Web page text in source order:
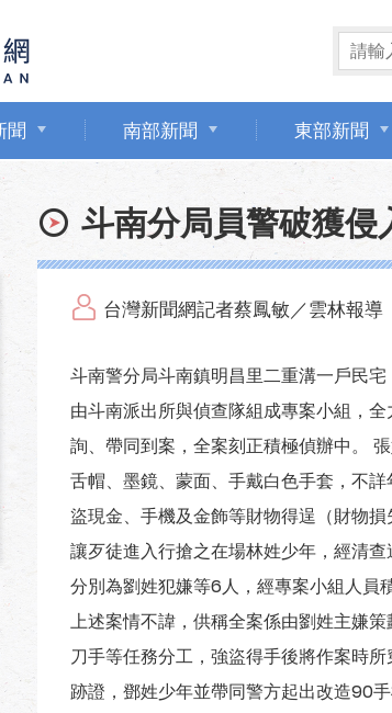
聞 南部新聞 東部新聞
斗南分局員警破獲侵
台灣新聞網記者蔡鳳敏／雲林報導
斗南警分局斗南鎮明昌里二重溝一戶民
由斗南派出所與偵查隊組成專案小組，
詢、帶同到案，全案刻正積極偵辦中。
舌帽、墨鏡、蒙面、手戴白色手套，不
盜現金、手機及金飾等財物得逞（財物
讓歹徒進入行搶之在場林姓少年，經清
分別為劉姓犯嫌等6人，經專案小組人員
上述案情不諱，供稱全案係由劉姓主嫌
刀手等任務分工，強盜得手後將作案時
跡證，鄧姓少年並帶同警方起出改造90